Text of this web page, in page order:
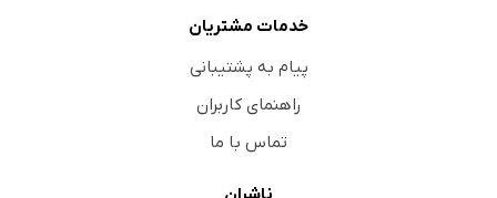
خدمات مشتریان
پیام به پشتیبانی
راهنمای کاربران
تماس با ما